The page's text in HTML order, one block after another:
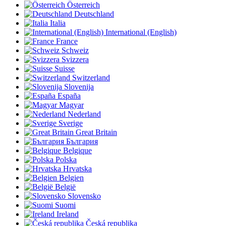
Österreich
Deutschland
Italia
International (English)
France
Schweiz
Svizzera
Suisse
Switzerland
Slovenija
España
Magyar
Nederland
Sverige
Great Britain
България
Belgique
Polska
Hrvatska
Belgien
België
Slovensko
Suomi
Ireland
Česká republika